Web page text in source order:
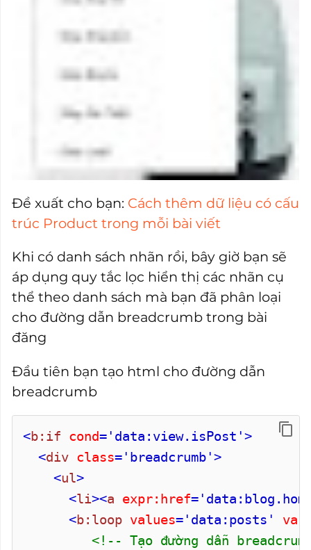
Đề xuất cho bạn: Cách thêm dữ liệu có cấu
trúc Product trong mỗi bài viết
Khi có danh sách nhãn rồi, bây giờ bạn sẽ
áp dụng quy tắc lọc hiển thị các nhãn cụ
thể theo danh sách mà bạn đã phân loại
cho đường dẫn breadcrumb trong bài
đăng
Đầu tiên bạn tạo html cho đường dẫn
breadcrumb
<b:if cond='data:view.isPost'>
<div class='breadcrumb'>
<ul>
<li><a expr:href
<b:loop values='data:posts' var
<!-- Tạo đường dẫn